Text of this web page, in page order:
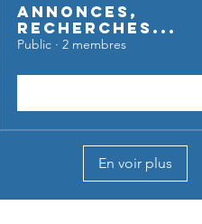
Annonces,
recherches...
Public · 2 membres
En voir plus